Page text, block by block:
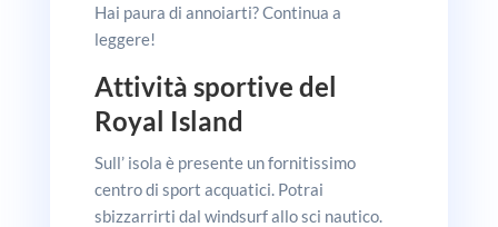
Hai paura di annoiarti? Continua a
leggere!
Attività sportive del
Royal Island
Sull’ isola è presente un fornitissimo
centro di sport acquatici. Potrai
sbizzarrirti dal windsurf allo sci nautico.